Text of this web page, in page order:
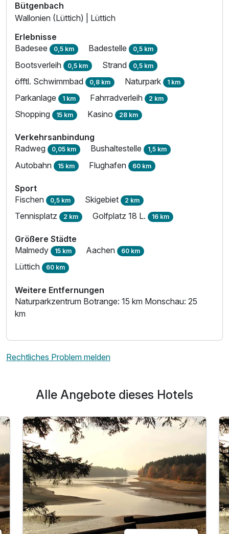
Bütgenbach
Wallonien (Lüttich) | Lüttich
Erlebnisse
Badesee 0,5 km Badestelle 0,5 km
Bootsverleih 0,5 km Strand 0,5 km
öfftl. Schwimmbad 0,8 km Naturpark 1 km
Parkanlage 1 km Fahrradverleih 2 km
Shopping 15 km Kasino 28 km
Verkehrsanbindung
Radweg 0,05 km Bushaltestelle 1,5 km
Autobahn 15 km Flughafen 60 km
Sport
Fischen 0,5 km Skigebiet 2 km
Tennisplatz 2 km Golfplatz 18 L. 16 km
Größere Städte
Malmedy 15 km Aachen 60 km
Lüttich 60 km
Weitere Entfernungen
Naturparkzentrum Botrange: 15 km Monschau: 25
km
Rechtliches Problem melden
Alle Angebote dieses Hotels